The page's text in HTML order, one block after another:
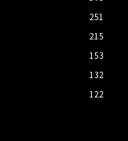
251
215
153
132
122